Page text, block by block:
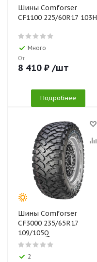
Шины Comforser
CF1100 225/60R17 103H
Много
От
8 410 ₽ /шт
Подробнее
Шины Comforser
CF3000 235/65R17
109/105Q
2